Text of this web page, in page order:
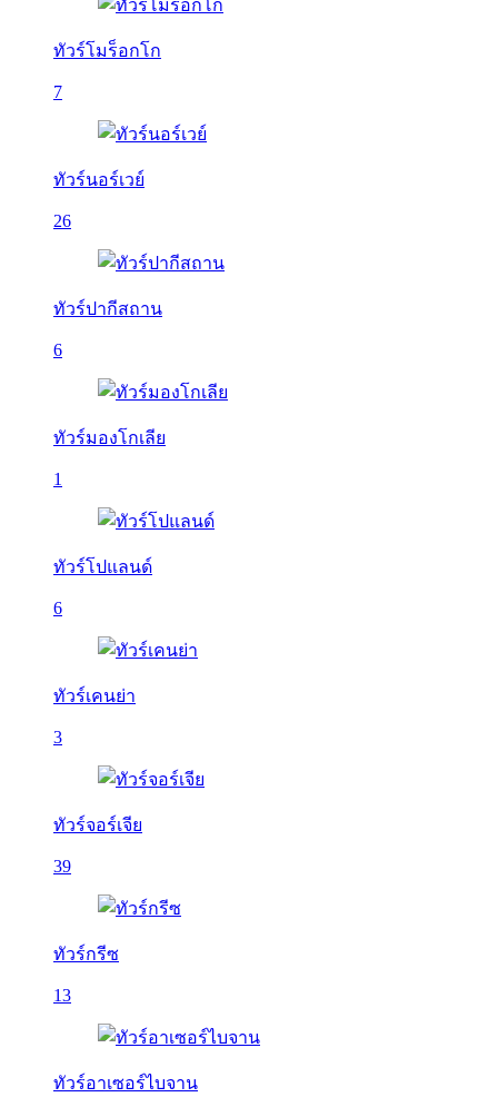
ทัวร์โมร็อกโก
7
ทัวร์นอร์เวย์
26
ทัวร์ปากีสถาน
6
ทัวร์มองโกเลีย
1
ทัวร์โปแลนด์
6
ทัวร์เคนย่า
3
ทัวร์จอร์เจีย
39
ทัวร์กรีซ
13
ทัวร์อาเซอร์ไบจาน